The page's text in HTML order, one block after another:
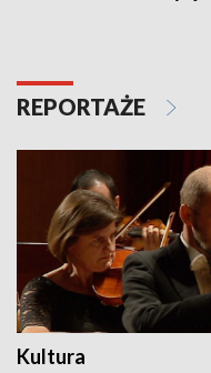
REPORTAŻE
Kultura